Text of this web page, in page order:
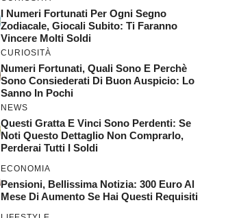
I Numeri Fortunati Per Ogni Segno
Zodiacale, Giocali Subito: Ti Faranno
Vincere Molti Soldi
CURIOSITÀ
Numeri Fortunati, Quali Sono E Perchè
Sono Consiederati Di Buon Auspicio: Lo
Sanno In Pochi
NEWS
Questi Gratta E Vinci Sono Perdenti: Se
Noti Questo Dettaglio Non Comprarlo,
Perderai Tutti I Soldi
ECONOMIA
Pensioni, Bellissima Notizia: 300 Euro Al
Mese Di Aumento Se Hai Questi Requisiti